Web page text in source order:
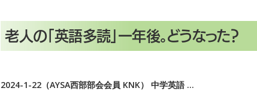
老人の「英語多読」一年後。どうなった？
2024-1-22（AYSA西部部会会員 KNK） 中学英語 …